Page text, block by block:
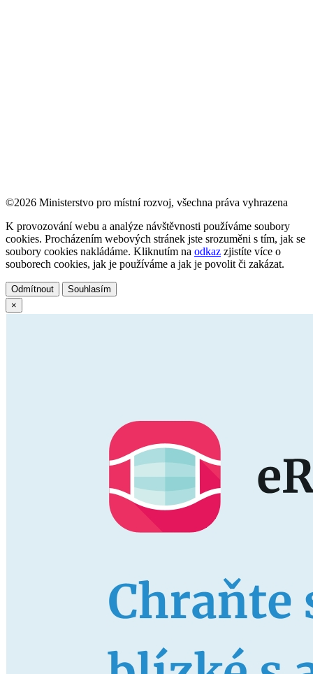
©2026 Ministerstvo pro místní rozvoj, všechna práva vyhrazena
K provozování webu a analýze návštěvnosti používáme soubory
cookies. Procházením webových stránek jste srozuměni s tím, jak se
soubory cookies nakládáme. Kliknutím na odkaz zjistíte více o
souborech cookies, jak je používáme a jak je povolit či zakázat.
Odmítnout
Souhlasím
×